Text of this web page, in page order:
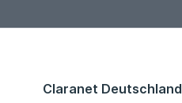
Claranet Deutschland